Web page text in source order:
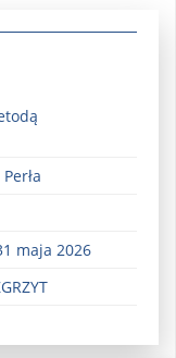
maja 2026